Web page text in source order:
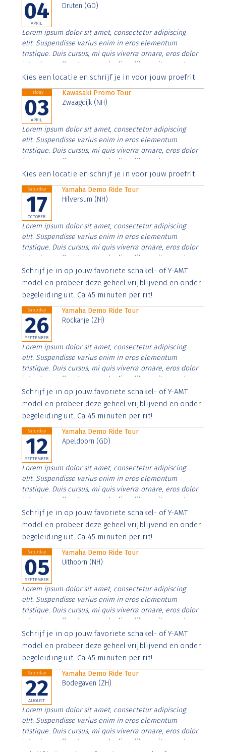
04
APRIL
Druten (GD)
Lorem ipsum dolor sit amet, consectetur adipiscing
elit. Suspendisse varius enim in eros elementum
tristique. Duis cursus, mi quis viverra ornare, eros dolor
interdum nulla, ut commodo diam libero vitae erat.
Aenean faucibus nibh et justo cursus id rutrum lorem
Kies een locatie en schrijf je in voor jouw proefrit
Friday
03
APRIL
Kawasaki Promo Tour
Zwaagdijk (NH)
Lorem ipsum dolor sit amet, consectetur adipiscing
elit. Suspendisse varius enim in eros elementum
tristique. Duis cursus, mi quis viverra ornare, eros dolor
interdum nulla, ut commodo diam libero vitae erat.
Aenean faucibus nibh et justo cursus id rutrum lorem
Kies een locatie en schrijf je in voor jouw proefrit
Saturday
17
OCTOBER
Yamaha Demo Ride Tour
Hilversum (NH)
Lorem ipsum dolor sit amet, consectetur adipiscing
elit. Suspendisse varius enim in eros elementum
tristique. Duis cursus, mi quis viverra ornare, eros dolor
interdum nulla, ut commodo diam libero vitae erat.
Aenean faucibus nibh et justo cursus id rutrum lorem
imperdiet. Nunc ut sem vitae risus tristique posuere.
Schrijf je in op jouw favoriete schakel- of Y-AMT
model en probeer deze geheel vrijblijvend en onder
begeleiding uit. Ca 45 minuten per rit!
Saturday
26
SEPTEMBER
Yamaha Demo Ride Tour
Rockanje (ZH)
Lorem ipsum dolor sit amet, consectetur adipiscing
elit. Suspendisse varius enim in eros elementum
tristique. Duis cursus, mi quis viverra ornare, eros dolor
interdum nulla, ut commodo diam libero vitae erat.
Aenean faucibus nibh et justo cursus id rutrum lorem
imperdiet. Nunc ut sem vitae risus tristique posuere.
Schrijf je in op jouw favoriete schakel- of Y-AMT
model en probeer deze geheel vrijblijvend en onder
begeleiding uit. Ca 45 minuten per rit!
Saturday
12
SEPTEMBER
Yamaha Demo Ride Tour
Apeldoorn (GD)
Lorem ipsum dolor sit amet, consectetur adipiscing
elit. Suspendisse varius enim in eros elementum
tristique. Duis cursus, mi quis viverra ornare, eros dolor
interdum nulla, ut commodo diam libero vitae erat.
Aenean faucibus nibh et justo cursus id rutrum lorem
imperdiet. Nunc ut sem vitae risus tristique posuere.
Schrijf je in op jouw favoriete schakel- of Y-AMT
model en probeer deze geheel vrijblijvend en onder
begeleiding uit. Ca 45 minuten per rit!
Saturday
05
SEPTEMBER
Yamaha Demo Ride Tour
Uithoorn (NH)
Lorem ipsum dolor sit amet, consectetur adipiscing
elit. Suspendisse varius enim in eros elementum
tristique. Duis cursus, mi quis viverra ornare, eros dolor
interdum nulla, ut commodo diam libero vitae erat.
Aenean faucibus nibh et justo cursus id rutrum lorem
imperdiet. Nunc ut sem vitae risus tristique posuere.
Schrijf je in op jouw favoriete schakel- of Y-AMT
model en probeer deze geheel vrijblijvend en onder
begeleiding uit. Ca 45 minuten per rit!
Saturday
22
AUGUST
Yamaha Demo Ride Tour
Bodegaven (ZH)
Lorem ipsum dolor sit amet, consectetur adipiscing
elit. Suspendisse varius enim in eros elementum
tristique. Duis cursus, mi quis viverra ornare, eros dolor
interdum nulla, ut commodo diam libero vitae erat.